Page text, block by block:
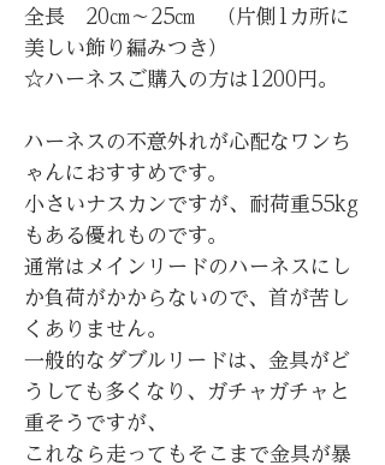
全長 20㎝〜25㎝ （片側1カ所に
美しい飾り編みつき）
☆ハーネスご購入の方は1200円。
ハーネスの不意外れが心配なワンち
ゃんにおすすめです。
小さいナスカンですが、耐荷重55kg
もある優れものです。
通常はメインリードのハーネスにし
か負荷がかからないので、首が苦し
くありません。
一般的なダブルリードは、金具がど
うしても多くなり、ガチャガチャと
重そうですが、
これなら走ってもそこまで金具が暴